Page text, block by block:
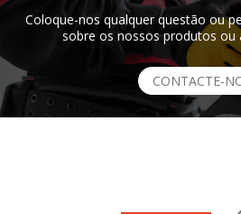
Coloque-nos qualquer questão ou
sobre os nossos produtos ou
CONTACTE-